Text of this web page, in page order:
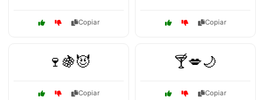
Copiar Copiar
🍷🍇😈
Copiar
🍸💋🌙
Copiar